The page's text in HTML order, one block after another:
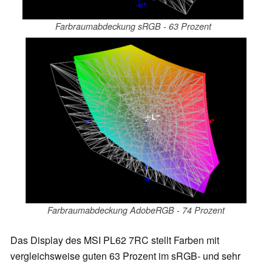
Farbraumabdeckung sRGB - 63 Prozent
Farbraumabdeckung AdobeRGB - 74 Prozent
Das Display des MSI PL62 7RC stellt Farben mit
vergleichsweise guten 63 Prozent im sRGB- und sehr